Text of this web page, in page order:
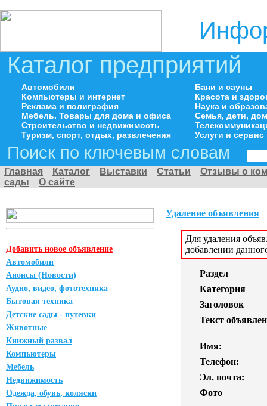
Каталог предприятий
Автомобили
Компьютеры и интернет
Реклама и полиграфия
Мебель. Товары для дома и офиса
Строительство и недвижимость
Туризм, спорт, отдых, развлечения
Бани и сауны
Красота и
Наука и
Семья, дети,
Услуги и сервис
Поиск по ключевым словам
Главная Каталог Выставки Статьи
Отзывы о
сады
О сайте
Добавить новое объявление
Автомобили
Анонсы (Новости)
Аудио, видео, фототехника
Бытовая техника
Детские сады - путевки
Животные
Книжный развал
Компьютеры
Мебель
Недвижимость
Одежда, обувь, коляски
Удаление объявления
Для удаления
добавлении
Раздел
Категория
Заголовок
Текст
Имя:
Телефон:
Эл. почта:
Фото